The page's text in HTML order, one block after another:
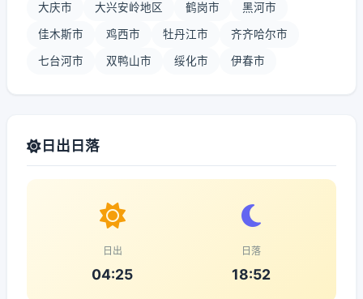
大庆市 大兴安岭地区 鹤岗市 黑河市
佳木斯市 鸡西市 牡丹江市 齐齐哈尔市
七台河市 双鸭山市 绥化市 伊春市
日出日落
日出
04:25
日落
18:52